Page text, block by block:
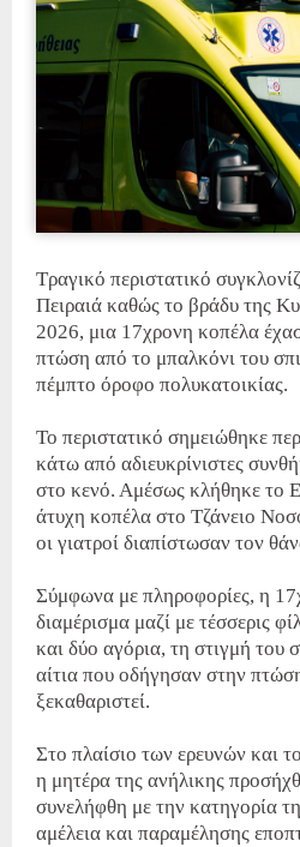
Τραγικό περιστατικό
Πειραιά καθώς το βράδυ της
2026, μια 17χρονη κοπέλα
πτώση από το μπαλκόνι του
πέμπτο όροφο πολυκατοικίας.
Το περιστατικό σημειώθηκε
κάτω από αδιευκρίνιστες
στο κενό. Αμέσως κλήθηκε το
άτυχη κοπέλα στο Τζάνειο
οι γιατροί διαπίστωσαν τον
Σύμφωνα με πληροφορίες, η
διαμέρισμα μαζί με τέσσερις
και δύο αγόρια, τη στιγμή του
αίτια που οδήγησαν στην
ξεκαθαριστεί.
Στο πλαίσιο των ερευνών και
η μητέρα της ανήλικης
συνελήφθη με την κατηγορία
αμέλεια και παραμέλησης